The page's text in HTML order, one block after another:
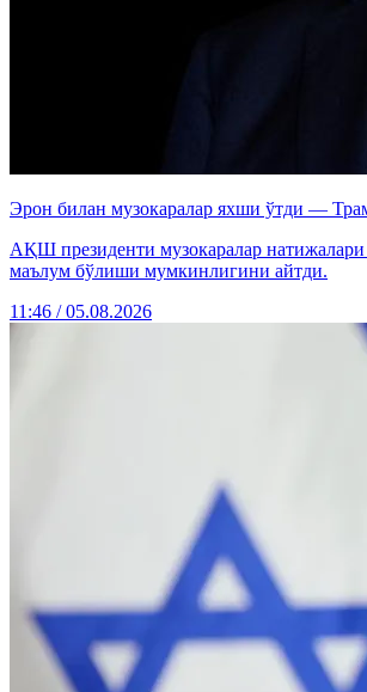
Эрон билан музокаралар яхши ўтди —
АҚШ президенти музокаралар натижалари
маълум бўлиши мумкинлигини айтди.
11:46 / 05.08.2026